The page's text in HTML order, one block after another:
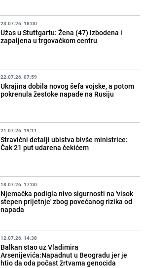
23.07.26. 18:00
Užas u Stuttgartu: Žena (47) izbodena i
zapaljena u trgovačkom centru
22.07.26. 07:59
Ukrajina dobila novog šefa vojske, a potom
pokrenula žestoke napade na Rusiju
21.07.26. 19:11
Stravični detalji ubistva bivše ministrice:
Čak 21 put udarena čekićem
18.07.26. 17:00
Njemačka podigla nivo sigurnosti na 'visok
stepen prijetnje' zbog povećanog rizika od
napada
12.07.26. 14:38
Balkan stao uz Vladimira
Arsenijevića:Napadnut u Beogradu jer je
htio da oda počast žrtvama genocida